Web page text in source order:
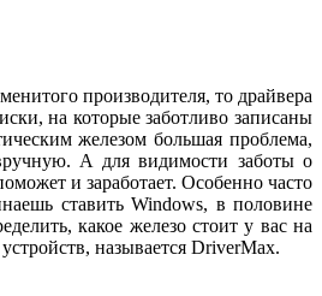
производителя, то драйвера
на которые заботливо записаны
железом большая проблема,
А для видимости заботы о
и заработает. Особенно часто
ставить Windows, в половине
какое железо стоит у вас на
называется DriverMax.